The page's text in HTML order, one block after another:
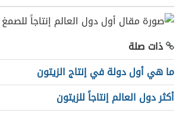
ذات صلة
ما هي أول دولة في إنتاج الزيتون
أكثر دول العالم إنتاجاً للزيتون